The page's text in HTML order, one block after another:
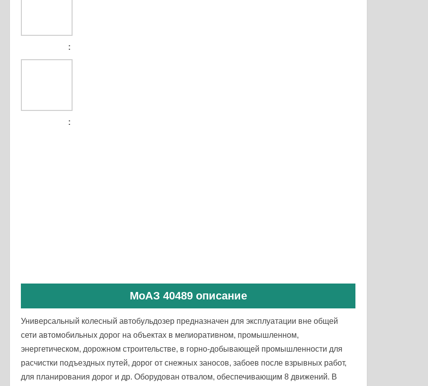
МоАЗ 40489 описание
Универсальный колесный автобульдозер предназначен для эксплуатации вне общей
сети автомобильных дорог на объектах в мелиоративном, промышленном,
энергетическом, дорожном строительстве, в горно-добывающей промышленности для
расчистки подъездных путей, дорог от снежных заносов, забоев после взрывных работ,
для планирования дорог и др. Оборудован отвалом, обеспечивающим 8 движений. В